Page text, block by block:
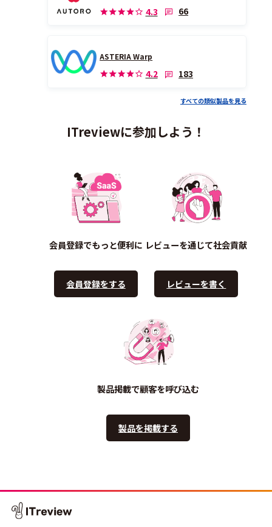
4.3 66
ASTERIA Warp
4.2 183
すべての類似製品を見る
ITreviewに参加しよう！
会員登録でもっと便利に
会員登録をする
レビューを通じて社会貢献
レビューを書く
製品掲載で顧客を呼び込む
製品を掲載する